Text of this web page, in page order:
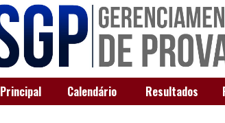
Principal Calendário Resultados